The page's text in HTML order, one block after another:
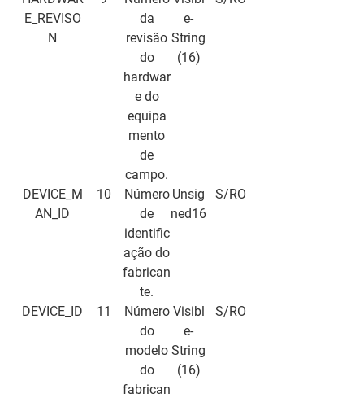
E_REVISO
N
da
revisão
do
hardwar
e do
equipa
mento
de
campo.
e-
String
(16)
DEVICE_M
AN_ID
10
Número
de
identific
ação do
fabrican
te.
Unsig
ned16
S/RO
DEVICE_ID 11
Número
do
modelo
do
fabrican
Visibl
e-
String
(16)
S/RO